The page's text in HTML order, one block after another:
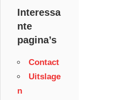
Interessa
nte
pagina’s
Contact
Uitslage
n